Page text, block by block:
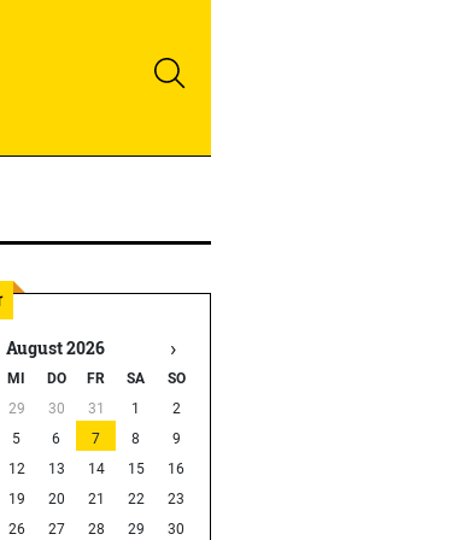
August 2026 ›
MI DO FR SA
SO
29 30 31 1
2
5 6 7 8
9
12 13 14 15
16
19 20 21 22
23
26 27 28 29 30